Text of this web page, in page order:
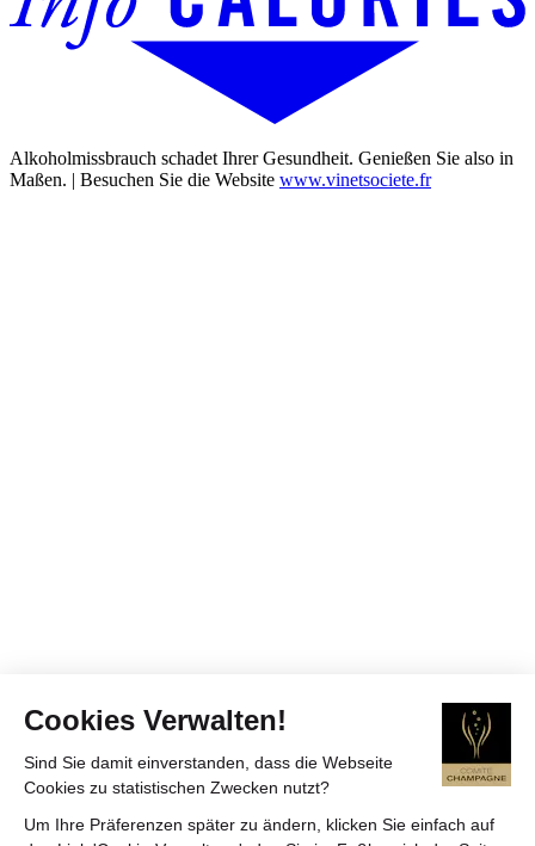
Cookies Verwalten!
Sind Sie damit einverstanden, dass die Webseite
Cookies zu statistischen Zwecken nutzt?
Um Ihre Präferenzen später zu ändern, klicken Sie einfach auf
Alkoholmissbrauch schadet Ihrer Gesundheit. Genießen Sie also in
Maßen. | Besuchen Sie die Website www.vinetsociete.fr